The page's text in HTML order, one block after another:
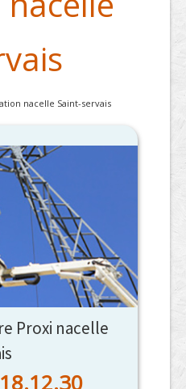
nacelle Saint-servais
Proxi nacelle